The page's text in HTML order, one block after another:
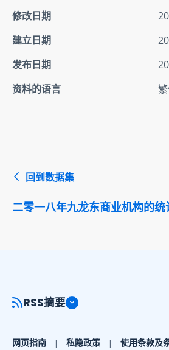
修改日期
建立日期
发布日期
资料的语言
回到数据集
二零一八年九龙东商业机构的统
RSS摘要
网页指南 私隐政策 使用条款及